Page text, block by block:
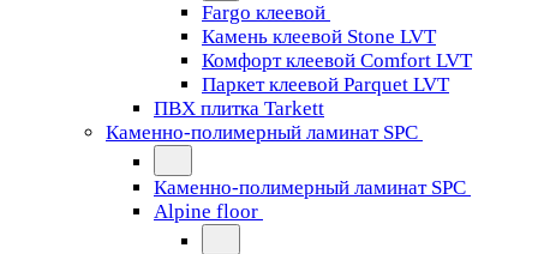
Fargo клеевой
Камень клеевой Stone LVT
Комфорт клеевой Comfort LVT
Паркет клеевой Parquet LVT
ПВХ плитка Tarkett
Каменно-полимерный ламинат SPC
Каменно-полимерный ламинат SPC
Alpine floor